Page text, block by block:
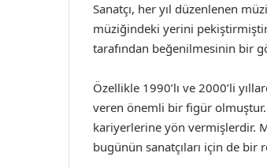
Sanatçı, her yıl düzenlenen
müziğindeki yerini
tarafından beğenilmesinin bir
Özellikle 1990’lı ve 2000’li
veren önemli bir figür olmuştur.
kariyerlerine yön vermişlerdir.
bugünün sanatçıları için de bir